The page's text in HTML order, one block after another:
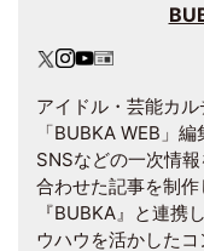
アイドル・芸能カ
「BUBKA WEB」
SNSなどの一次情
合わせた記事を制
『BUBKA』と連携
ウハウを活かしたコ